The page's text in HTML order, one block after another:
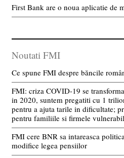
First Bank are o noua aplicatie de
Noutati FMI
Ce spune FMI despre băncile
FMI: criza COVID-19 se
in 2020, suntem pregatiti cu 1
pentru a ajuta tarile in dificultate;
pentru familiile si firmele
FMI cere BNR sa intareasca
modifice legea pensiilor